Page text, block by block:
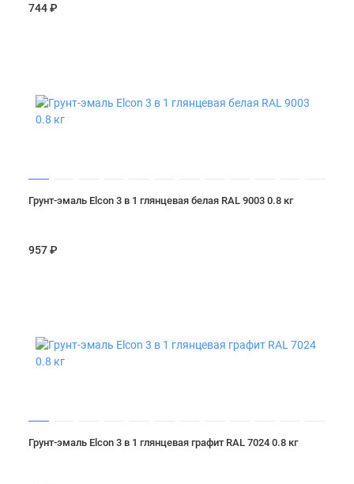
744 ₽
Грунт-эмаль Elcon 3 в 1 глянцевая белая RAL 9003 0.8 кг
957 ₽
Грунт-эмаль Elcon 3 в 1 глянцевая графит RAL 7024 0.8 кг